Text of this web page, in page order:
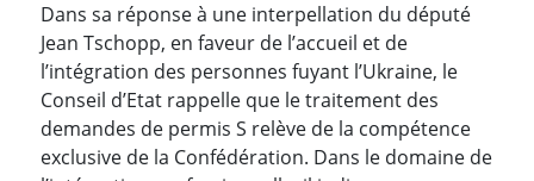
Dans sa réponse à une interpellation du député
Jean Tschopp, en faveur de l’accueil et de
l’intégration des personnes fuyant l’Ukraine, le
Conseil d’Etat rappelle que le traitement des
demandes de permis S relève de la compétence
exclusive de la Confédération. Dans le domaine de